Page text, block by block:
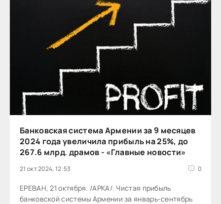
Банковская система Армении за 9 месяцев
2024 года увеличила прибыль на 25%, до
267.6 млрд. драмов - «Главные новости»
21 окт 2024, 12:53 0
ЕРЕВАН, 21 октября. /АРКА/. Чистая прибыль
банковской системы Армении за январь-сентябрь